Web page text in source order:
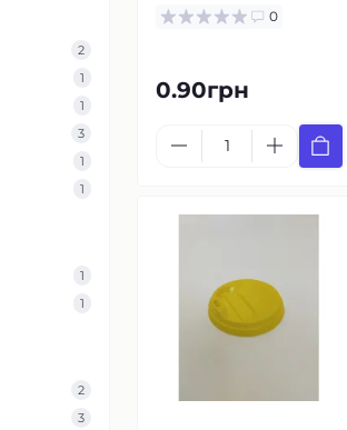
2
1
1
3
1
1
1
1
2
3
0
0.90грн